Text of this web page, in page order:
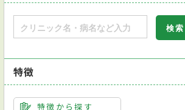
特徴
特徴から探す